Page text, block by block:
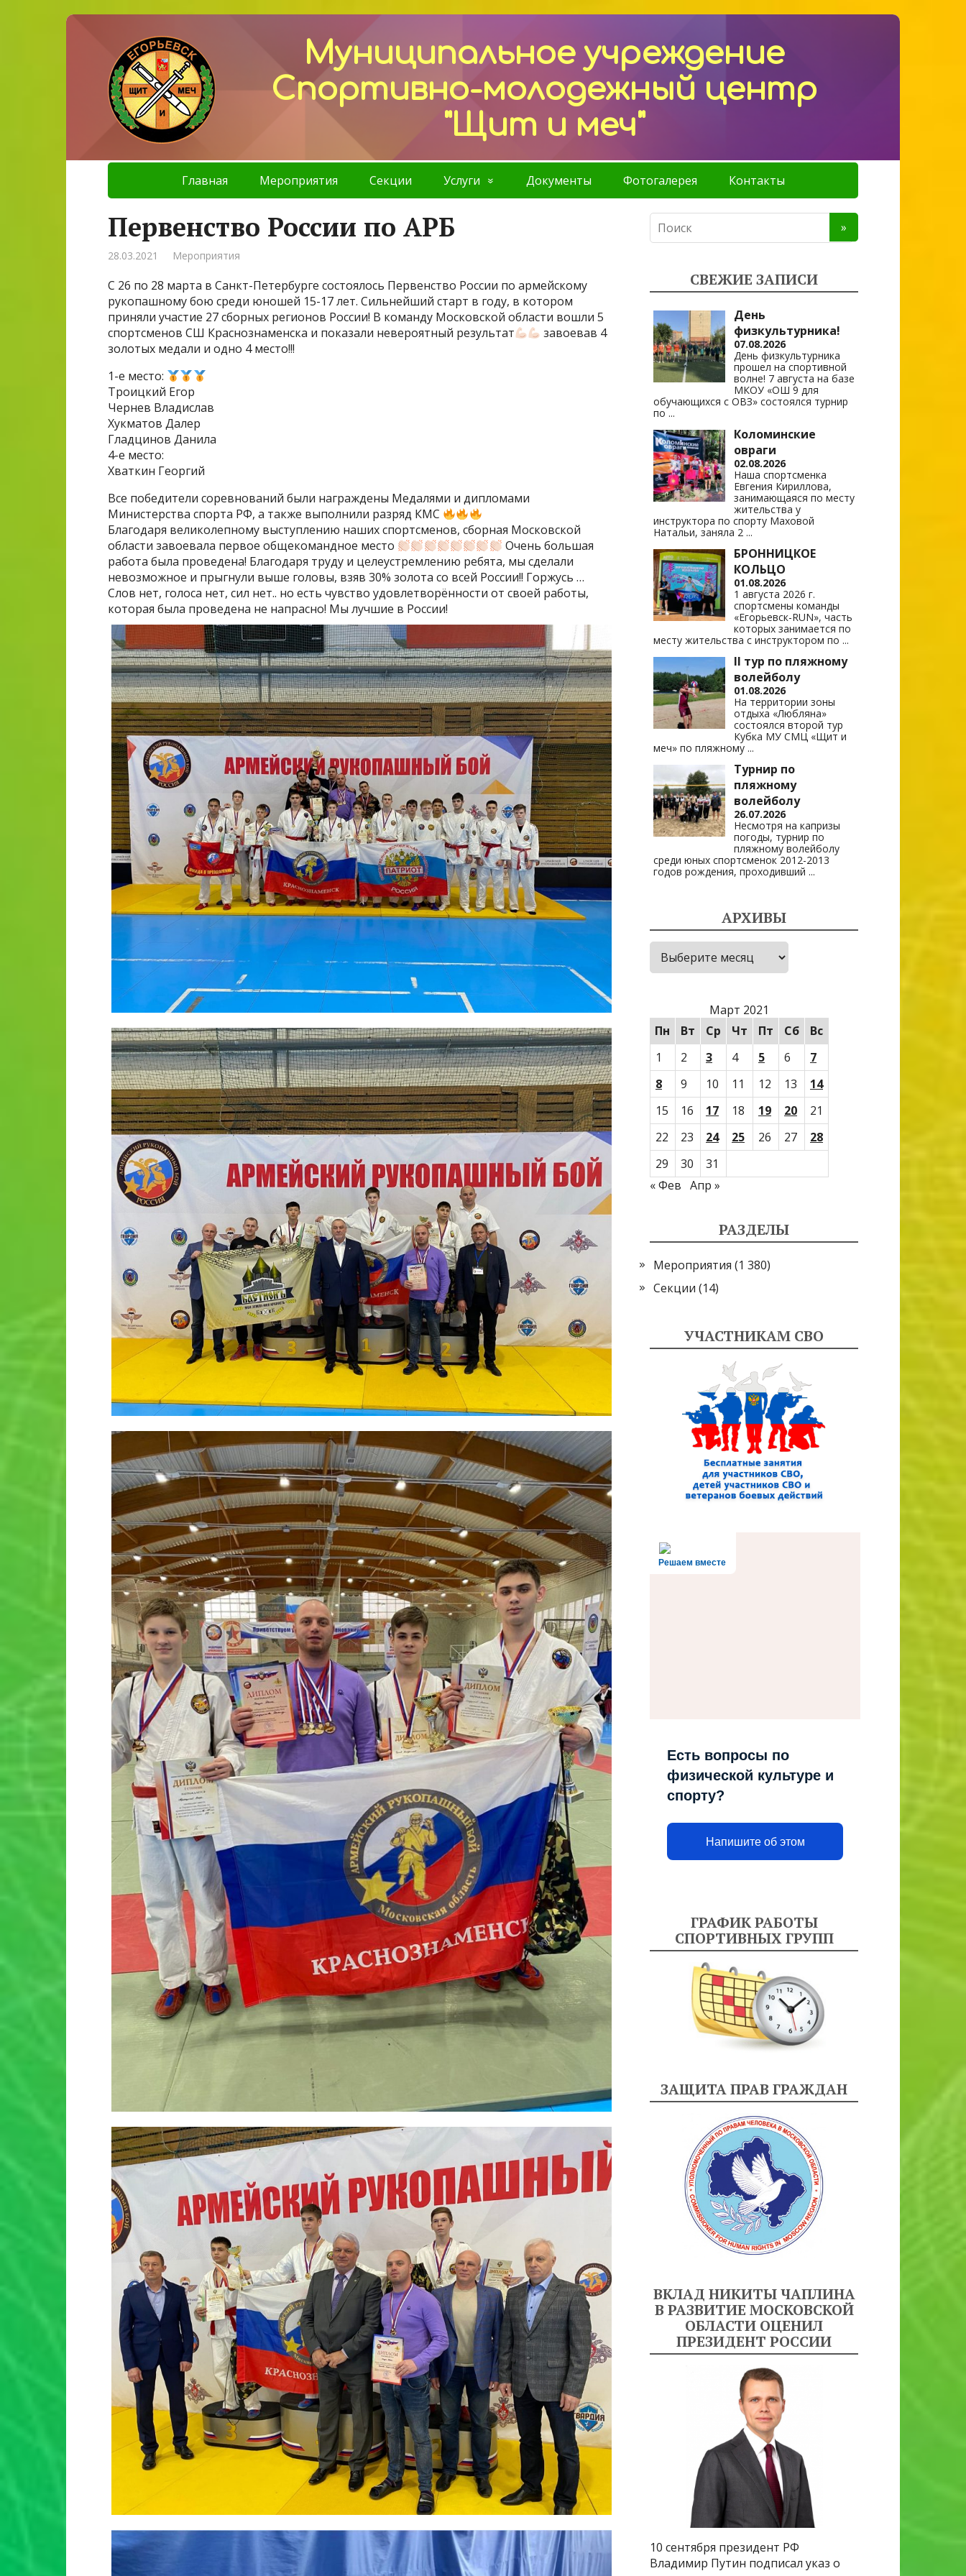
Муниципальное учреждение
Спортивно-молодежный центр
"Щит и меч"
Главная Мероприятия Секции Услуги Документы Фотогалерея Контакты
Первенство России по АРБ
28.03.2021 Мероприятия
С 26 по 28 марта в Санкт-Петербурге состоялось Первенство России по армейскому
рукопашному бою среди юношей 15-17 лет. Сильнейший старт в году, в котором
приняли участие 27 сборных регионов России! В команду Московской области вошли 5
спортсменов СШ Краснознаменска и показали невероятный результат
завоевав 4
золотых медали и одно 4 место!!!
1-е место:
Троицкий Егор
Чернев Владислав
Хукматов Далер
Гладцинов Данила
4-е место:
Хваткин Георгий
Все победители соревнований были награждены Медалями и дипломами
Министерства спорта РФ, а также выполнили разряд КМС
Благодаря великолепному выступлению наших спортсменов, сборная Московской
области завоевала первое общекомандное место
Очень большая
работа была проведена! Благодаря труду и целеустремлению ребята, мы сделали
невозможное и прыгнули выше головы, взяв 30% золота со всей России!! Горжусь …
Слов нет, голоса нет, сил нет.. но есть чувство удовлетворённости от своей работы,
которая была проведена не напрасно! Мы лучшие в России!
СВЕЖИЕ ЗАПИСИ
День
физкультурника!
07.08.2026
День физкультурника
прошел на спортивной
волне! 7 августа на базе
МКОУ «ОШ 9 для
обучающихся с ОВЗ» состоялся турнир
по...
Коломинские
овраги
02.08.2026
Наша спортсменка
Евгения Кириллова,
занимающаяся по месту
жительства у
инструктора по спорту Маховой
Натальи, заняла 2 ...
БРОННИЦКОЕ
КОЛЬЦО
01.08.2026
1 августа 2026 г.
спортсмены команды
«Егорьевск-RUN», часть
которых занимается по
месту жительства с инструктором по ...
II тур по пляжному
волейболу
01.08.2026
На территории зоны
отдыха «Любляна»
состоялся второй тур
Кубка МУ СМЦ «Щит и
меч» по пляжному ...
Турнир по
пляжному
волейболу
26.07.2026
Несмотря на капризы
погоды, турнир по
пляжному волейболу
среди юных спортсменок 2012-2013
годов рождения, проходивший ...
АРХИВЫ
Архивы
Март 2021
Пн
Вт Ср Чт Пт Сб
Вс
1
2 3 4 5 6
7
8
9 10 11 12 13
14
15
16 17 18 19 20
21
22
23 24 25 26 27
28
29
30
31
« Фев Апр »
РАЗДЕЛЫ
Мероприятия (1 380)
Секции (14)
УЧАСТНИКАМ СВО
Решаем вместе
Есть вопросы по
физической культуре и
спорту?
Напишите об этом
ГРАФИК РАБОТЫ
СПОРТИВНЫХ ГРУПП
ЗАЩИТА ПРАВ ГРАЖДАН
ВКЛАД НИКИТЫ ЧАПЛИНА
В РАЗВИТИЕ МОСКОВСКОЙ
ОБЛАСТИ ОЦЕНИЛ
ПРЕЗИДЕНТ РОССИИ
10 сентября президент РФ
Владимир Путин подписал указ о